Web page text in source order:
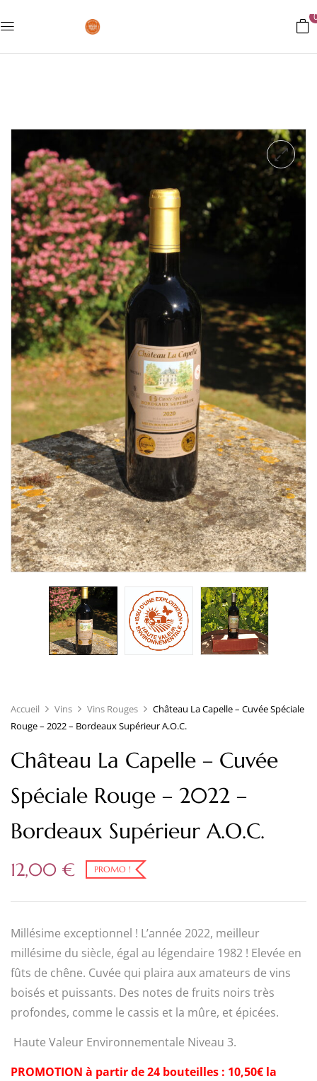
Accueil Vins Vins Rouges
Château La Capelle – Cuvée Spéciale
Rouge – 2022 – Bordeaux Supérieur A.O.C.
Château La Capelle – Cuvée
Spéciale Rouge – 2022 –
Bordeaux Supérieur A.O.C.
12,00 € PROMO !
Millésime exceptionnel ! L’année 2022, meilleur
millésime du siècle, égal au légendaire 1982 ! Elevée en
fûts de chêne. Cuvée qui plaira aux amateurs de vins
boisés et puissants. Des notes de fruits noirs très
profondes, comme le cassis et la mûre, et épicées.
Haute Valeur Environnementale Niveau 3.
PROMOTION à partir de 24 bouteilles : 10,50€ la